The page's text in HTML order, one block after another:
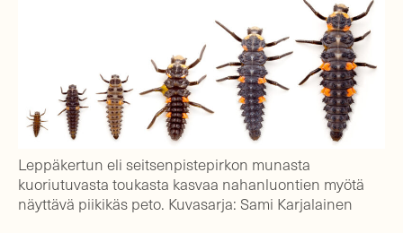
Leppäkertun eli seitsenpistepirkon munasta
kuoriutuvasta toukasta kasvaa nahanluontien myötä
näyttävä piikikäs peto. Kuvasarja: Sami Karjalainen